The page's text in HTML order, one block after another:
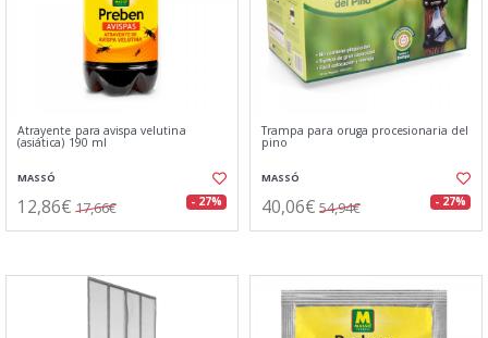
Atrayente para avispa velutina
(asiática) 190 ml
MASSÓ
12,86€ 17,66€ - 27%
Trampa para oruga procesionaria del
pino
MASSÓ
40,06€ 54,94€ - 27%